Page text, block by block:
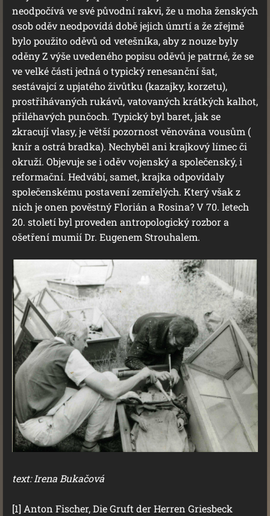
neodpočívá ve své původní rakvi, že u moha ženských
osob oděv neodpovídá době jejich úmrtí a že zřejmě
bylo použito oděvů od vetešníka, aby z nouze byly
oděny Z výše uvedeného popisu oděvů je patrné, že se
ve velké části jedná o typický renesanční šat,
sestávajcí z upjatého živůtku (kazajky, korzetu),
prostřihávaných rukávů, vatovaných krátkých kalhot,
přiléhavých punčoch. Typický byl baret, jak se
zkracují vlasy, je větší pozornost věnována vousům (
knír a ostrá bradka). Nechyběl ani krajkový límec či
okruží. Objevuje se i oděv vojenský a společenský, i
reformační. Hedvábí, samet, krajka odpovídaly
společenskému postavení zemřelých. Který však z
nich je onen pověstný Florián a Rosina? V 70. letech
20. století byl proveden antropologický rozbor a
ošetření mumií Dr. Eugenem Strouhalem.
text: Irena Bukačová
[1] Anton Fischer, Die Gruft der Herren Griesbeck